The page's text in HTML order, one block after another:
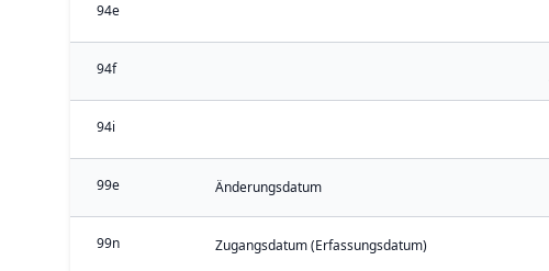
94e
94f
94i
99e Änderungsdatum
99n Zugangsdatum (Erfassungsdatum)